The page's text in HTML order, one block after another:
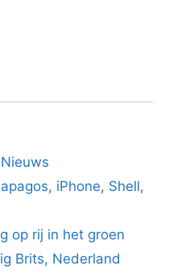
Nieuws
, iPhone, Shell,
op rij in het groen
Brits, Nederland